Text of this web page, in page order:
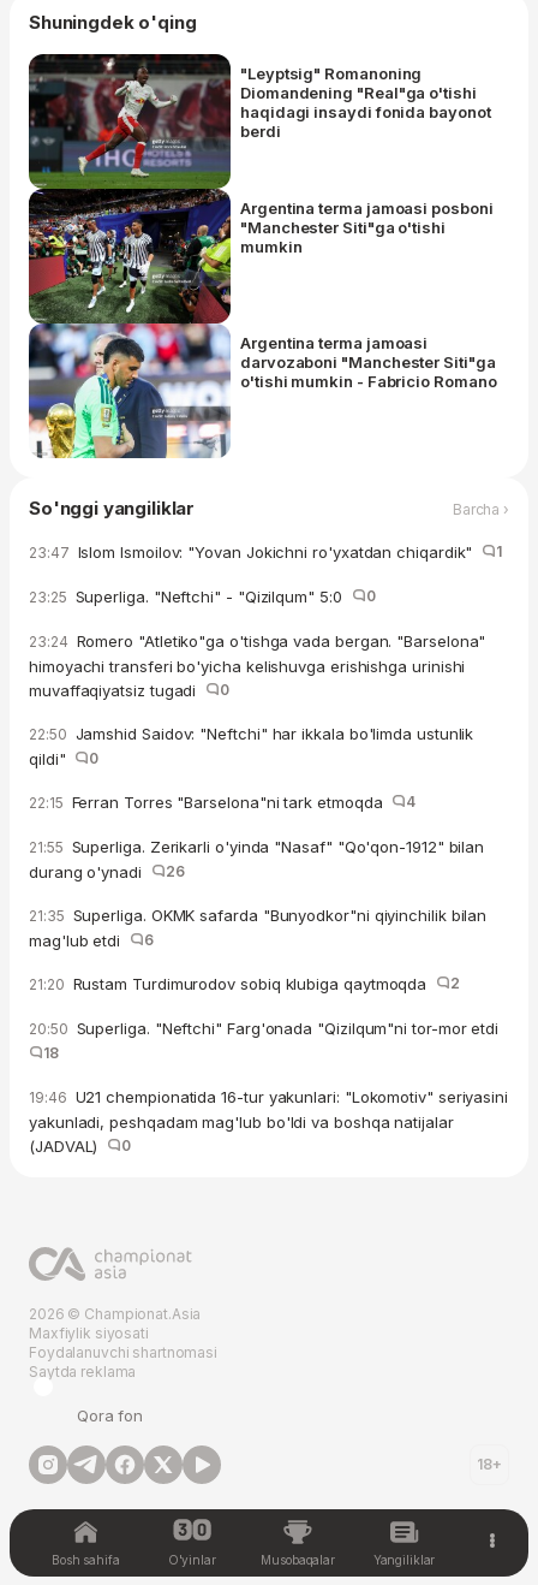
Shuningdek o'qing
"Leyptsig" Romanoning
Diomandening "Real"ga o'tishi
haqidagi insaydi fonida bayonot
berdi
Argentina terma jamoasi posboni
"Manchester Siti"ga o'tishi
mumkin
Argentina terma jamoasi
darvozaboni "Manchester Siti"ga
o'tishi mumkin - Fabricio Romano
So'nggi yangiliklar Barcha ›
23:47 Islom Ismoilov: "Yovan Jokichni ro'yxatdan chiqardik" 1
23:25 Superliga. "Neftchi" - "Qizilqum" 5:0 0
23:24 Romero "Atletiko"ga o'tishga vada bergan. "Barselona"
himoyachi transferi bo'yicha kelishuvga erishishga urinishi
muvaffaqiyatsiz tugadi
0
22:50 Jamshid Saidov: "Neftchi" har ikkala bo'limda ustunlik
qildi"
0
22:15 Ferran Torres "Barselona"ni tark etmoqda 4
21:55 Superliga. Zerikarli o'yinda "Nasaf" "Qo'qon-1912" bilan
durang o'ynadi
26
21:35 Superliga. OKMK safarda "Bunyodkor"ni qiyinchilik bilan
mag'lub etdi
6
21:20 Rustam Turdimurodov sobiq klubiga qaytmoqda 2
20:50 Superliga. "Neftchi" Farg'onada "Qizilqum"ni tor-mor etdi
18
19:46 U21 chempionatida 16-tur yakunlari: "Lokomotiv" seriyasini
yakunladi, peshqadam mag'lub bo'ldi va boshqa natijalar
(JADVAL)
0
2026 © Championat.Asia
Maxfiylik siyosati
Foydalanuvchi shartnomasi
Saytda reklama
Qora fon
18+
Bosh sahifa O'yinlar Musobaqalar Yangiliklar